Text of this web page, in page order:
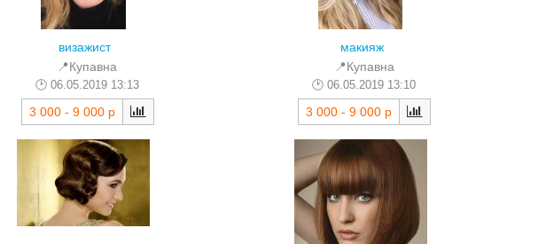
визажист
📍Купавна
06.05.2019 13:13
3 000 - 9 000 р
макияж
📍Купавна
06.05.2019 13:10
3 000 - 9 000 р